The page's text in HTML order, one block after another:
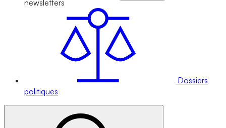
newsletters
Dossiers
politiques